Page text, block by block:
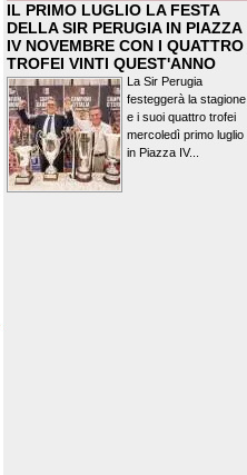
IL PRIMO LUGLIO LA FESTA
DELLA SIR PERUGIA IN PIAZZA
IV NOVEMBRE CON I QUATTRO
TROFEI VINTI QUEST'ANNO
La Sir Perugia
festeggerà la stagione
e i suoi quattro trofei
mercoledì primo luglio
in Piazza IV...